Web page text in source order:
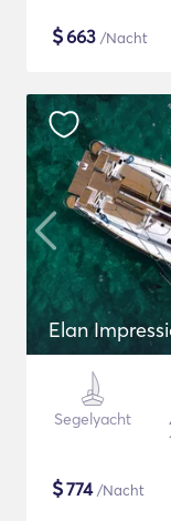
$663 /Nacht
Elan
Segelyacht
$774/Nacht